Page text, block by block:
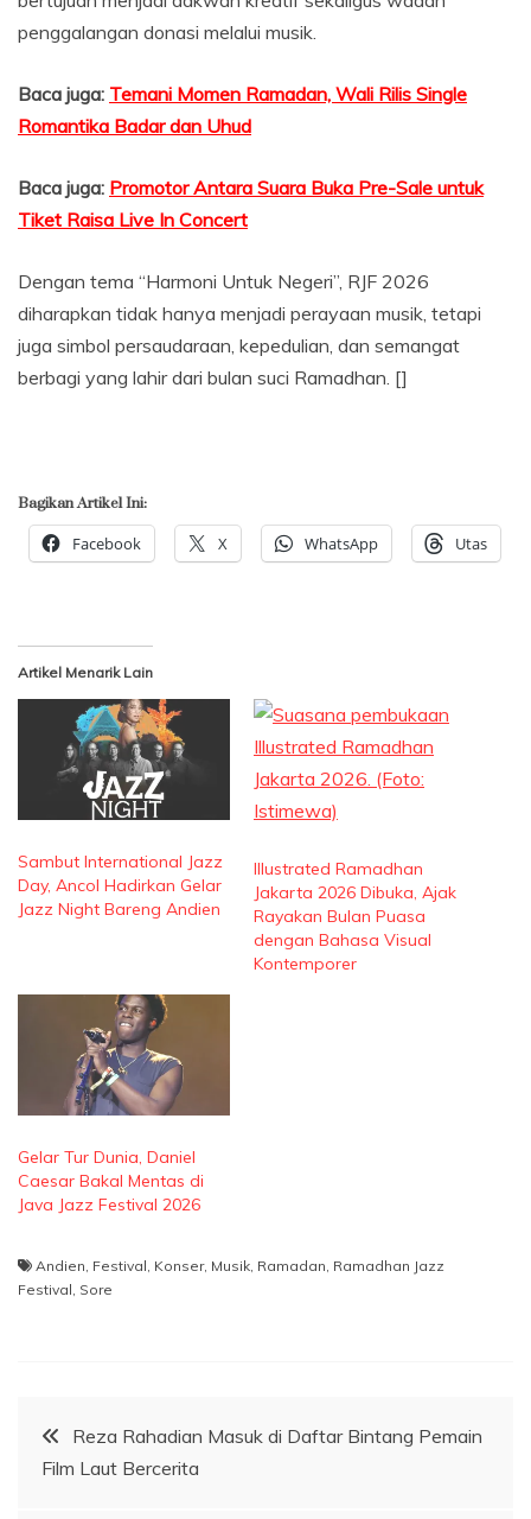
penggalangan donasi melalui musik.
Baca juga: Temani Momen Ramadan, Wali Rilis Single
Romantika Badar dan Uhud
Baca juga: Promotor Antara Suara Buka Pre-Sale untuk
Tiket Raisa Live In Concert
Dengan tema “Harmoni Untuk Negeri”, RJF 2026
diharapkan tidak hanya menjadi perayaan musik, tetapi
juga simbol persaudaraan, kepedulian, dan semangat
berbagi yang lahir dari bulan suci Ramadhan. []
Bagikan Artikel Ini:
Facebook X WhatsApp Utas
Artikel Menarik Lain
Sambut International Jazz
Day, Ancol Hadirkan Gelar
Jazz Night Bareng Andien
Illustrated Ramadhan
Jakarta 2026 Dibuka, Ajak
Rayakan Bulan Puasa
dengan Bahasa Visual
Kontemporer
Gelar Tur Dunia, Daniel
Caesar Bakal Mentas di
Java Jazz Festival 2026
Andien Festival Konser, Musik Ramadan Ramadhan Jazz
Festival Sore
Navigasi
pos
Reza Rahadian Masuk di Daftar Bintang Pemain
Film Laut Bercerita